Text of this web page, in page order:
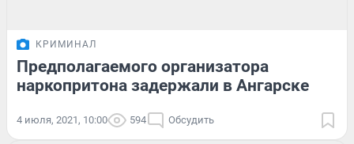
КРИМИНАЛ
Предполагаемого организатора
наркопритона задержали в Ангарске
4 июля, 2021, 10:00 594 Обсудить